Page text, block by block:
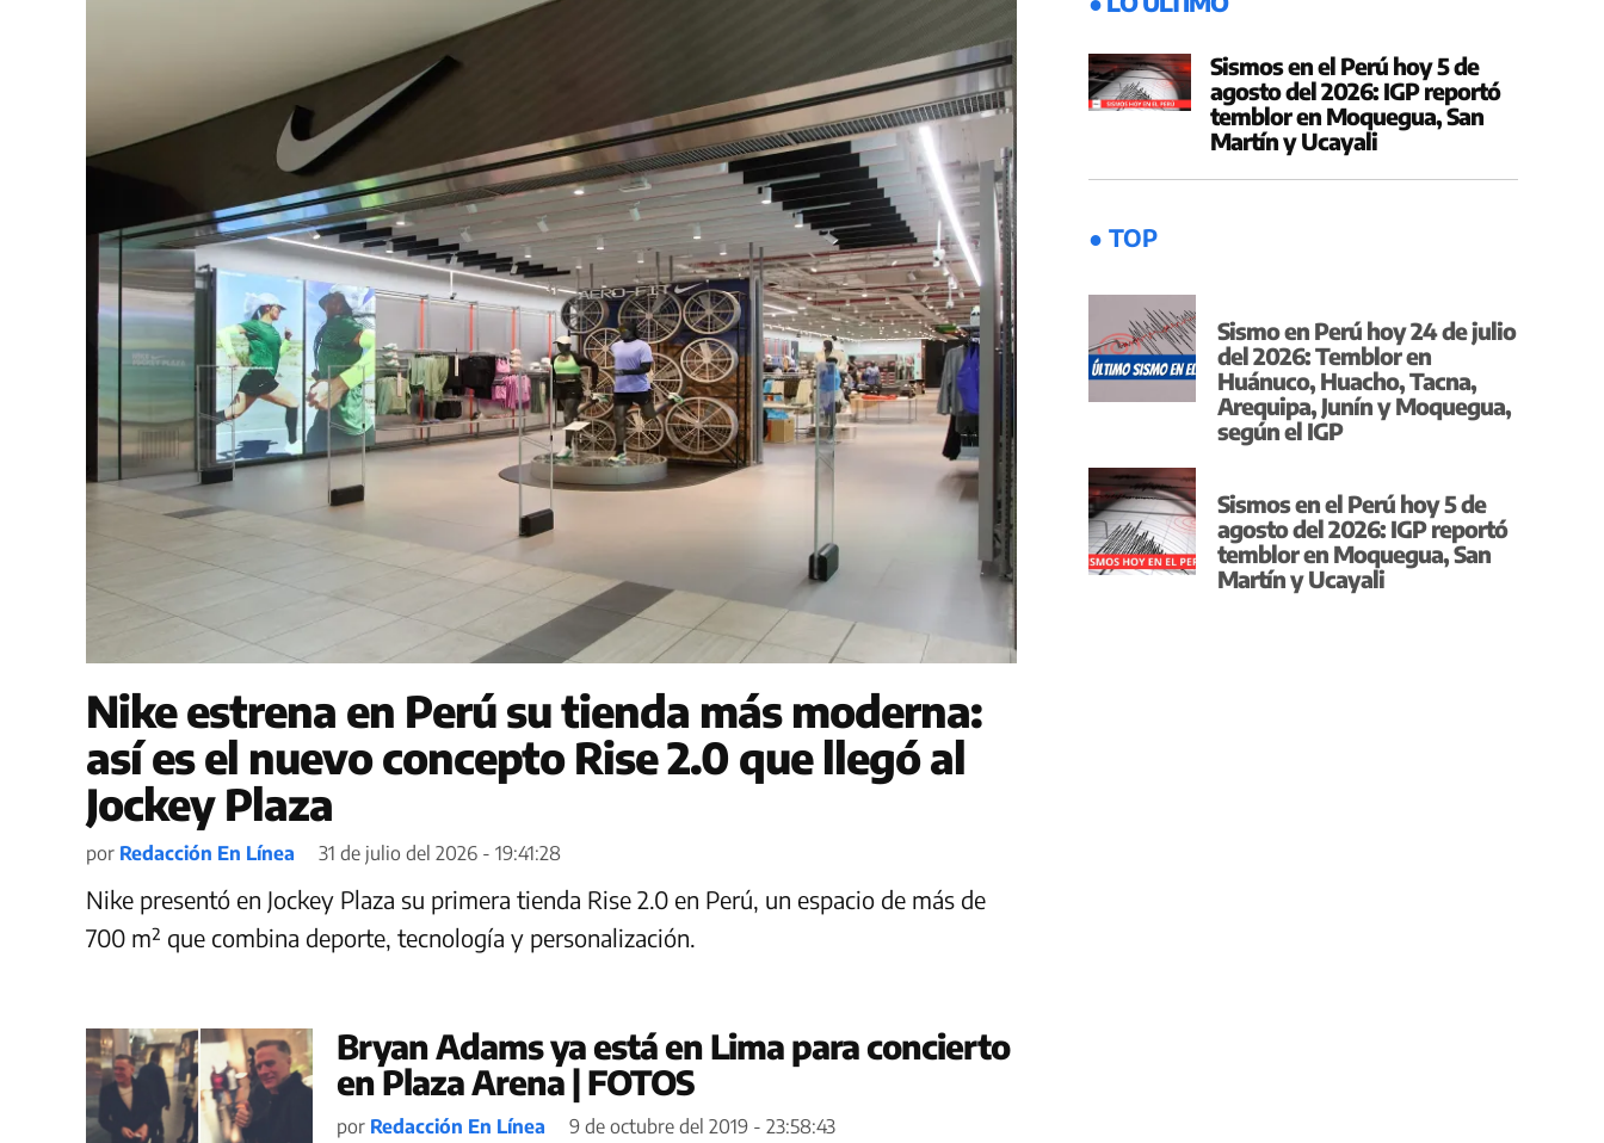
Nike estrena en Perú su tienda más moderna:
así es el nuevo concepto Rise 2.0 que llegó al
Jockey Plaza
por Redacción En Línea 31 de julio del 2026 - 19:41:28
Nike presentó en Jockey Plaza su primera tienda Rise 2.0 en Perú, un espacio de más de
700 m² que combina deporte, tecnología y personalización.
Bryan Adams ya está en Lima para concierto
en Plaza Arena | FOTOS
por Redacción En Línea 9 de octubre del 2019 - 23:58:43
Sismos en el Perú hoy 5 de
agosto del 2026: IGP reportó
temblor en Moquegua, San
Martín y Ucayali
● TOP
Sismo en Perú hoy 24 de julio
del 2026: Temblor en
Huánuco, Huacho, Tacna,
Arequipa, Junín y Moquegua,
según el IGP
Sismos en el Perú hoy 5 de
agosto del 2026: IGP reportó
temblor en Moquegua, San
Martín y Ucayali